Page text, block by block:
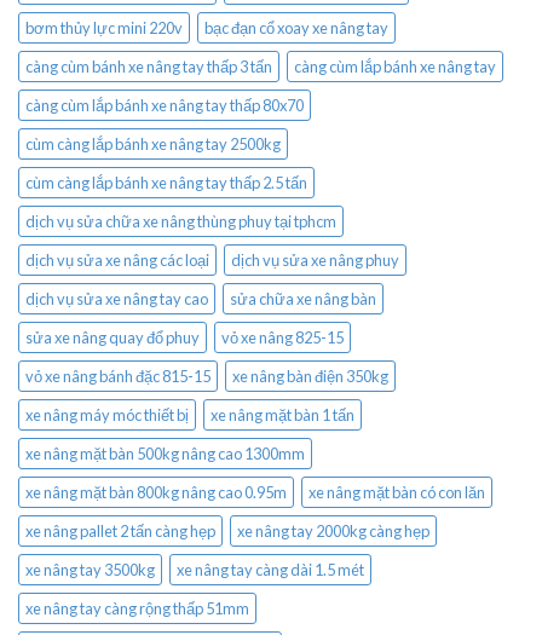
bơm thủy lực mini 220v
bạc đạn cổ xoay xe nâng tay
càng cùm bánh xe nâng tay thấp 3 tấn
càng cùm lắp bánh xe nâng tay
càng cùm lắp bánh xe nâng tay thấp 80x70
cùm càng lắp bánh xe nâng tay 2500kg
cùm càng lắp bánh xe nâng tay thấp 2.5 tấn
dịch vụ sửa chữa xe nâng thùng phuy tại tphcm
dịch vụ sửa xe nâng các loại
dịch vụ sửa xe nâng phuy
dịch vụ sửa xe nâng tay cao
sửa chữa xe nâng bàn
sửa xe nâng quay đổ phuy
vỏ xe nâng 825-15
vỏ xe nâng bánh đặc 815-15
xe nâng bàn điện 350kg
xe nâng máy móc thiết bị
xe nâng mặt bàn 1 tấn
xe nâng mặt bàn 500kg nâng cao 1300mm
xe nâng mặt bàn 800kg nâng cao 0.95m
xe nâng mặt bàn có con lăn
xe nâng pallet 2 tấn càng hẹp
xe nâng tay 2000kg càng hẹp
xe nâng tay 3500kg
xe nâng tay càng dài 1.5 mét
xe nâng tay càng rộng thấp 51mm